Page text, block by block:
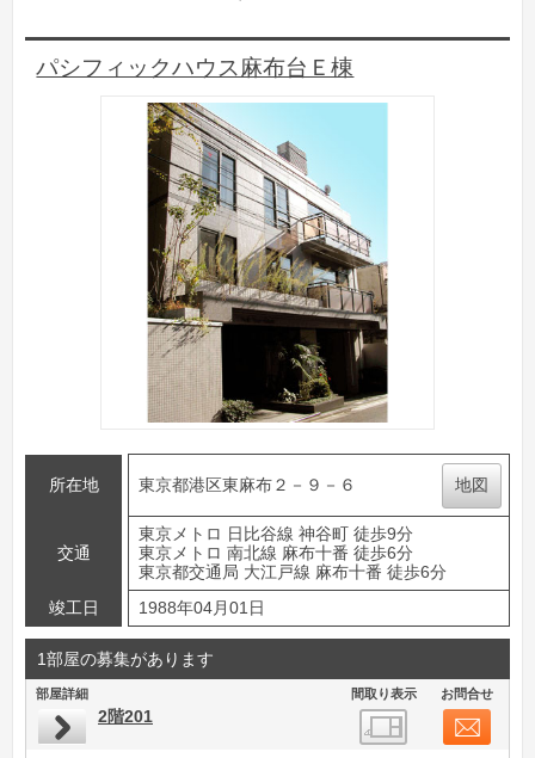
パシフィックハウス麻布台Ｅ棟
所在地 東京都港区東麻布２－９－６ 地図
交通
東京メトロ 日比谷線 神谷町 徒歩9分
東京メトロ 南北線 麻布十番 徒歩6分
東京都交通局 大江戸線 麻布十番 徒歩6分
竣工日
1988年04月01日
1部屋の募集があります
部屋詳細 間取り表示 お問合せ
2階201